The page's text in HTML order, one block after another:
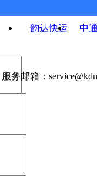
韵达快运
中
服务邮箱：